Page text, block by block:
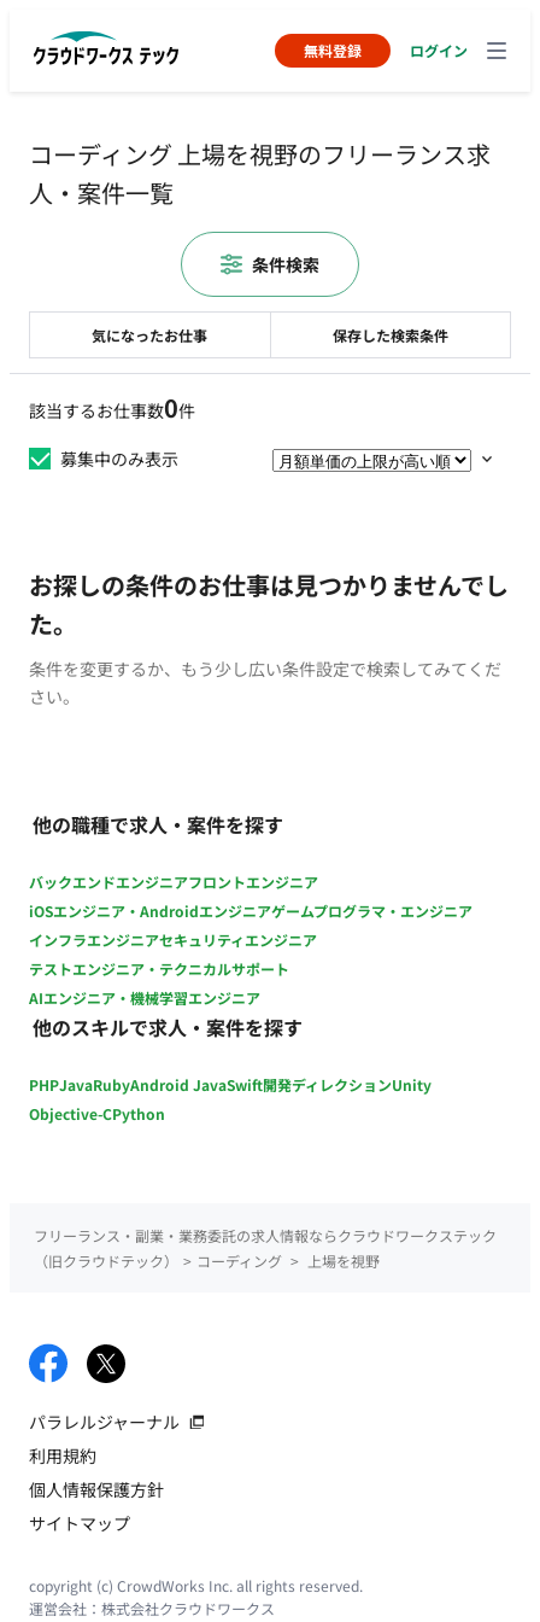
無料登録 ログイン
コーディング 上場を視野のフリーランス求
人・案件一覧
該当するお仕事数0件
募集中のみ表示
お探しの条件のお仕事は見つかりませんでし
た。
条件を変更するか、もう少し広い条件設定で検索してみてくだ
さい。
他の職種で求人・案件を探す
バックエンドエンジニアフロントエンジニア
iOSエンジニア・Androidエンジニアゲームプログラマ・エンジニア
インフラエンジニアセキュリティエンジニア
テストエンジニア・テクニカルサポート
AIエンジニア・機械学習エンジニア
他のスキルで求人・案件を探す
PHPJavaRubyAndroid JavaSwift開発ディレクションUnity
Objective-CPython
気になったお仕事 保存した検索条件
条件検索
フリーランス・副業・業務委託の求人情報ならクラウドワークステック
（旧クラウドテック）
> コーディング > 上場を視野
パラレルジャーナル
利用規約
個人情報保護方針
サイトマップ
copyright (c) CrowdWorks Inc. all rights reserved.
運営会社： 株式会社クラウドワークス